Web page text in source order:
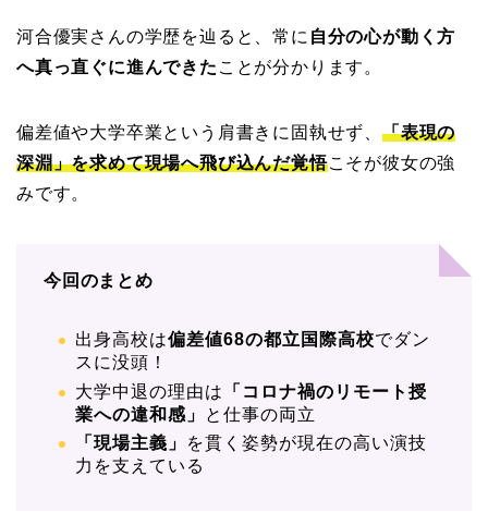
河合優実さんの学歴を辿ると、常に 自分の心が動く方
へ真っ直ぐに進んできた ことが分かります。
偏差値や大学卒業という肩書きに固執せず、 「表現の
深淵」を求めて現場へ飛び込んだ覚悟こそが彼女の強
みです。
今回のまとめ
出身高校は偏差値68の都立国際高校でダン
スに没頭！
大学中退の理由は
「コロナ禍のリモート授
業への違和感」
と仕事の両立
「現場主義」
を貫く姿勢が現在の高い演技
力を支えている